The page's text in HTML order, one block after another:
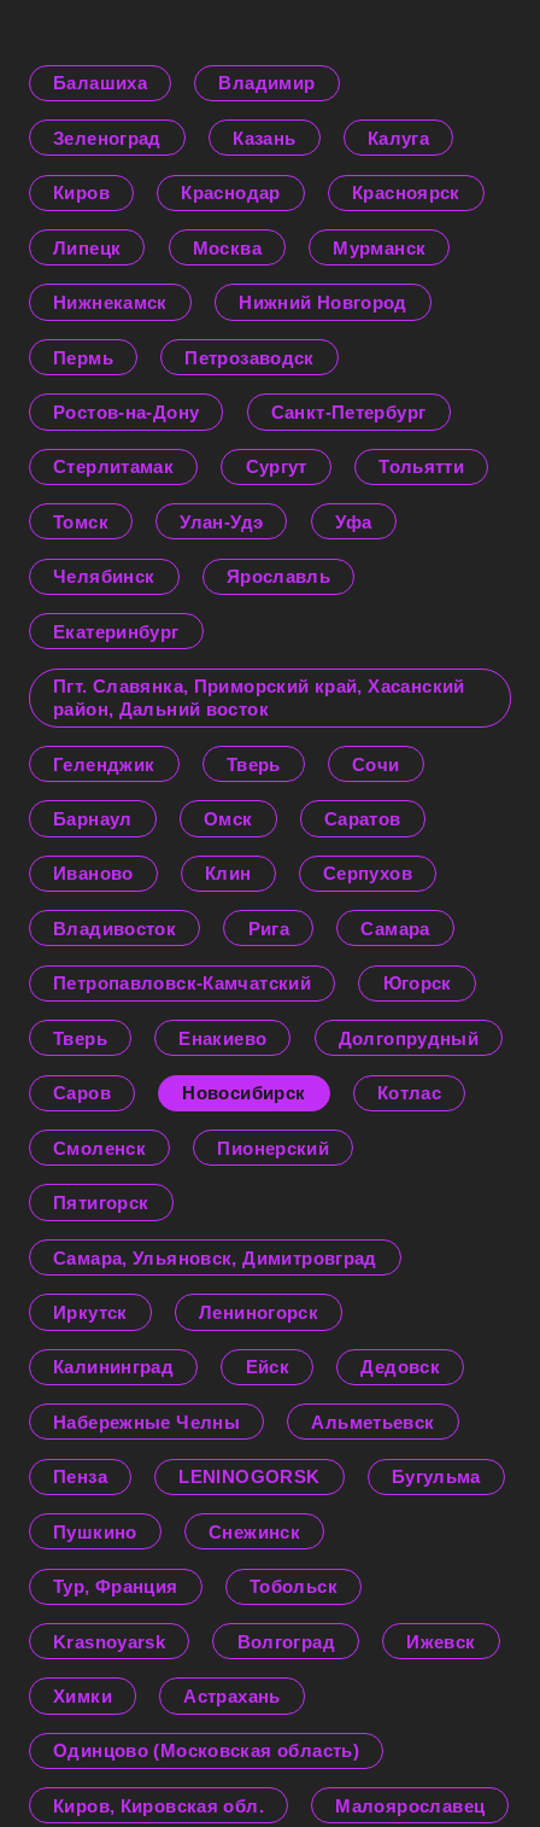
Балашиха Владимир
Зеленоград Казань Калуга
Киров Краснодар Красноярск
Липецк Москва Мурманск
Нижнекамск Нижний Новгород
Пермь Петрозаводск
Ростов-на-Дону Санкт-Петербург
Стерлитамак Сургут Тольятти
Томск Улан-Удэ Уфа
Челябинск Ярославль
Екатеринбург
Пгт. Славянка, Приморский край, Хасанский
район, Дальний восток
Геленджик Тверь Сочи
Барнаул Омск Саратов
Иваново Клин Серпухов
Владивосток Рига Самара
Петропавловск-Камчатский Югорск
Тверь Енакиево Долгопрудный
Саров Новосибирск Котлас
Смоленск Пионерский
Пятигорск
Самара, Ульяновск, Димитровград
Иркутск Лениногорск
Калининград Ейск Дедовск
Набережные Челны Альметьевск
Пенза LENINOGORSK Бугульма
Пушкино Снежинск
Тур, Франция Тобольск
Krasnoyarsk Волгоград Ижевск
Химки Астрахань
Одинцово (Московская область)
Киров, Кировская обл. Малоярославец